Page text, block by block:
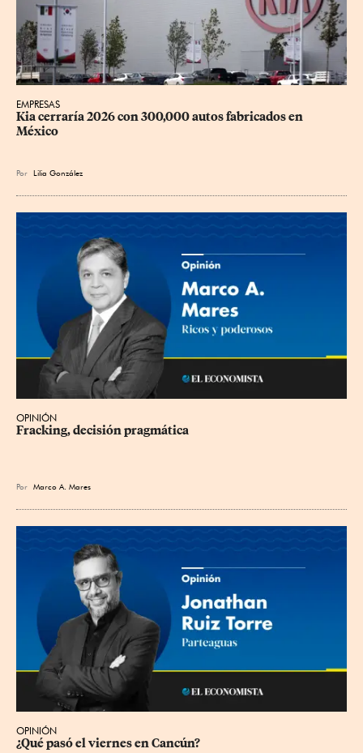
EMPRESAS
Kia cerraría 2026 con 300,000 autos fabricados en
México
Por Lilia González
OPINIÓN
Fracking, decisión pragmática
Por Marco A. Mares
OPINIÓN
¿Qué pasó el viernes en Cancún?